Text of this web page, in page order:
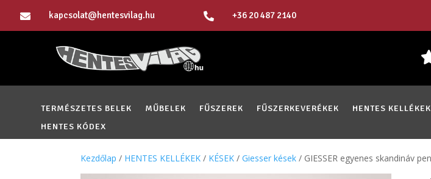
 kapcsolat@hentesvilag.hu  +36 20 487 2140
TERMÉSZETES BELEK MŰBELEK FŰSZEREK FŰSZERKEVERÉKEK
HENTES KELLÉKEK
HENTES KÓDEX
Kezdőlap / HENTES KELLÉKEK / KÉSEK / Giesser kések / GIESSER egyenes skandináv